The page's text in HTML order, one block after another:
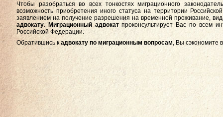
Чтобы разобраться во всех тонкостях миграционного
возможность приобретения иного статуса на территории
заявлением на получение разрешения на временной проживание,
адвокату. Миграционный адвокатпроконсультирует Вас по всем
Российской Федерации.
Обратившись кадвокату по миграционным вопросам, Вы сэкономите